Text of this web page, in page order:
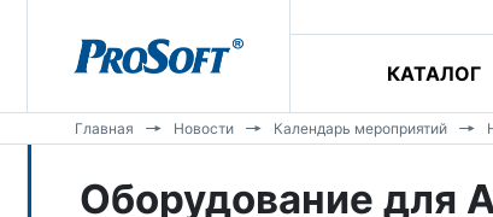
КАТАЛОГ
Главная Новости Календарь мероприятий
Оборудование для